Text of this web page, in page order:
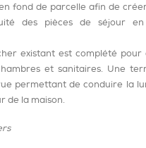
fond de parcelle afin de
des pièces de séjour
existant est complété pour
et sanitaires. Une
permettant de conduire la
de la maison.